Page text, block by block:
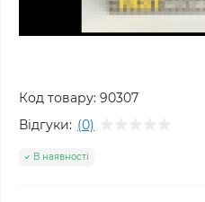
Код товару: 90307
Відгуки: (0)
В наявності